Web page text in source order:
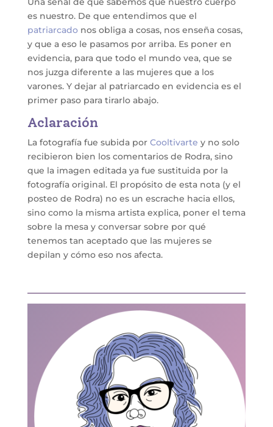
es nuestro. De que entendimos que el
patriarcadonos obliga a cosas, nos enseña cosas,
y que a eso le pasamos por arriba. Es poner en
evidencia, para que todo el mundo vea, que se
nos juzga diferente a las mujeres que a los
varones. Y dejar al patriarcado en evidencia es el
primer paso para tirarlo abajo.
Aclaración
La fotografía fue subida por Cooltivarte y no solo
recibieron bien los comentarios de Rodra, sino
que la imagen editada ya fue sustituida por la
fotografía original. El propósito de esta nota (y el
posteo de Rodra) no es un escrache hacia ellos,
sino como la misma artista explica, poner el tema
sobre la mesa y conversar sobre por qué
tenemos tan aceptado que las mujeres se
depilan y cómo eso nos afecta.